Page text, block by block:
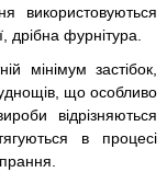
використовуються
дрібна фурнітура.
мінімум застібок,
що особливо
відрізняються
в процесі